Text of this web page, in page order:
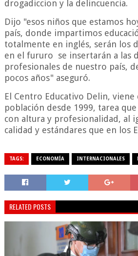
drogadiccion y la delincuencia.
Dijo "esos niños que estamos
país, donde impartimos
totalmente en inglés, serán los
en el fururo se insertarán a las
profesionales de nuestro país,
pocos años" aseguró.
El Centro Educativo Delin, viene
población desde 1999, tarea
con altura y profesionalidad, al
calidad y estándares que en los
TAGS: ECONOMÍA INTERNACIONALES
RELATED POSTS